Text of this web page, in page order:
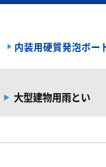
内装用硬質発泡ボー
大型建物用雨とい